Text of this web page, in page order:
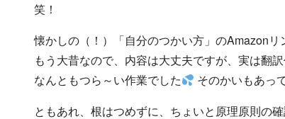
笑！
懐かしの（！）「自分のつかい方」のAmazon
もう大昔なので、内容は大丈夫ですが、実は翻
なんともつら～い作業でした
そのかいもあっ
ともあれ、根はつめずに、ちょいと原理原則の